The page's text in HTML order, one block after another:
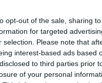
opt-out of the sale, sharing
for targeted
selection. Please note that
interest-based ads based
to third parties prior
of your personal
mantener la
con gran
minutos. En el